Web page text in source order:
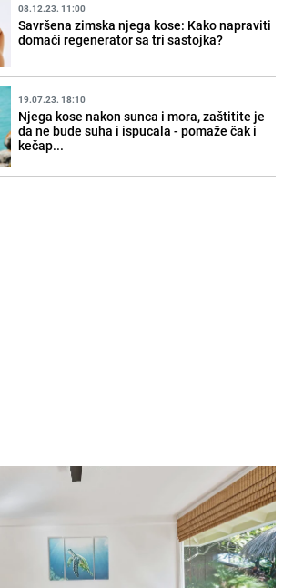
08.12.23. 11:00
Savršena zimska njega kose: Kako napraviti
domaći regenerator sa tri sastojka?
19.07.23. 18:10
Njega kose nakon sunca i mora, zaštitite je
da ne bude suha i ispucala - pomaže čak i
kečap...